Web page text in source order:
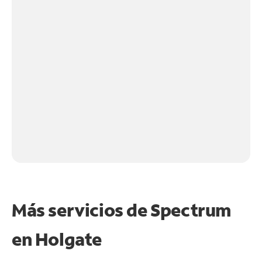
Más servicios de Spectrum
en Holgate